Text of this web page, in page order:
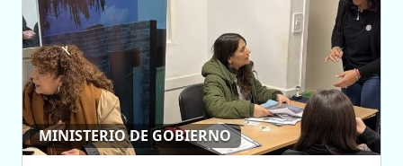
MINISTERIO DE GOBIERNO